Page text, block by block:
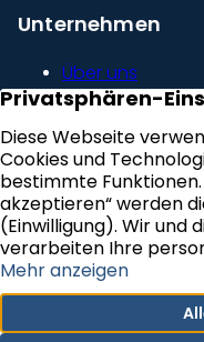
Unternehmen
Über uns
Unser Leitbild
Presse und
Newsroom
Kundenstimmen
Karriere